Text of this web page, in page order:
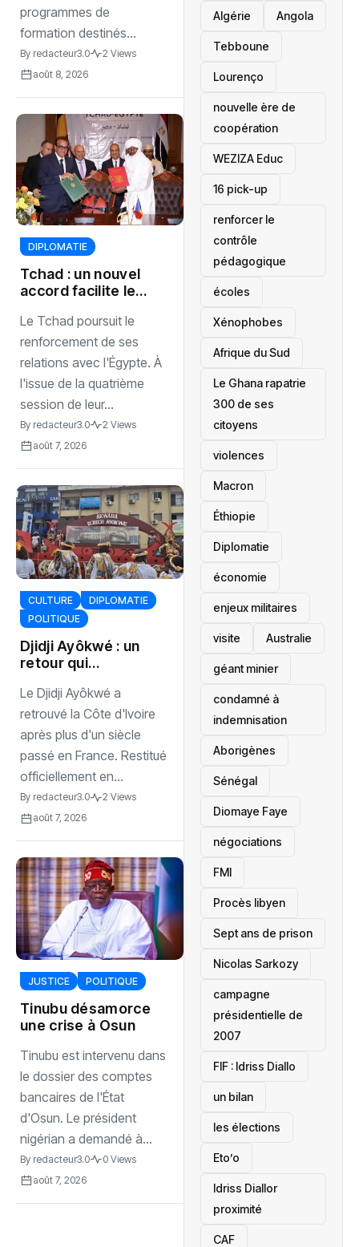
programmes de
formation destinés...
By redacteur3.0
2 Views
août 8, 2026
DIPLOMATIE
Tchad : un nouvel
accord facilite les
diplomatiques
Le Tchad poursuit le
renforcement de ses
relations avec l'Égypte. À
l'issue de la quatrième
session de leur...
By redacteur3.0
2 Views
août 7, 2026
CULTURE
DIPLOMATIE
POLITIQUE
Djidji Ayôkwé : un
retour qui
patrimoine
Le Djidji Ayôkwé a
retrouvé la Côte d'Ivoire
après plus d'un siècle
passé en France. Restitué
officiellement en...
By redacteur3.0
2 Views
août 7, 2026
JUSTICE POLITIQUE
Tinubu désamorce
une crise à Osun
Tinubu est intervenu dans
le dossier des comptes
bancaires de l'État
d'Osun. Le président
nigérian a demandé à...
By redacteur3.0
0 Views
août 7, 2026
‎Algérie Angola
Tebboune
Lourenço
nouvelle ère de
coopération
‎WEZIZA Educ
16 pick-up
renforcer le
contrôle
pédagogique
écoles
‎Xénophobes
Afrique du Sud
Le Ghana rapatrie
300 de ses
citoyens
violences
Macron
Éthiopie
Diplomatie
économie
enjeux militaires
visite ‎Australie
géant minier
condamné à
indemnisation
Aborigènes
Sénégal
Diomaye Faye
négociations
FMI
Procès libyen
Sept ans de prison
Nicolas Sarkozy
campagne
présidentielle de
2007
‎FIF : Idriss Diallo
un bilan
les élections
Eto’o
Idriss Diallor
proximité
CAF